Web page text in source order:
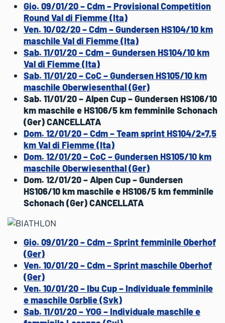
Gio. 09/01/20 – Cdm – Provisional Competition
Round Val di Fiemme (Ita)
Ven. 10/02/20 – Cdm – Gundersen HS104/10 km
maschile Val di Fiemme (Ita)
Sab. 11/01/20 – Cdm – Gundersen HS104/10 km
Val di Fiemme (Ita)
Sab. 11/01/20 – CoC – Gundersen HS105/10 km
maschile Oberwiesenthal (Ger)
Sab. 11/01/20 – Alpen Cup – Gundersen HS106/10
km maschile e HS106/5 km femminile Schonach
(Ger) CANCELLATA
Dom. 12/01/20 – Cdm – Team sprint HS104/2×7,5
km Val di Fiemme (Ita)
Dom. 12/01/20 – CoC – Gundersen HS105/10 km
maschile Oberwiesenthal (Ger)
Dom. 12/01/20 – Alpen Cup – Gundersen
HS106/10 km maschile e HS106/5 km femminile
Schonach (Ger) CANCELLATA
Gio. 09/01/20 – Cdm – Sprint femminile Oberhof
(Ger)
Ven. 10/01/20 – Cdm – Sprint maschile Oberhof
(Ger)
Ven. 10/01/20 – Ibu Cup – Individuale femminile
e maschile Osrblie (Svk)
Sab. 11/01/20 – YOG – Individuale maschile e